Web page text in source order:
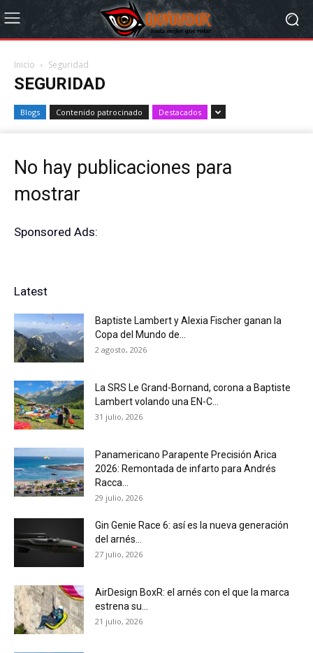
Inicio Seguridad
SEGURIDAD
Blogs Contenido patrocinado Destacados
No hay publicaciones para
mostrar
Sponsored Ads:
Latest
Baptiste Lambert y Alexia Fischer ganan la
Copa del Mundo de...
2 agosto, 2026
La SRS Le Grand-Bornand, corona a Baptiste
Lambert volando una EN-C...
31 julio, 2026
Panamericano Parapente Precisión Arica
2026: Remontada de infarto para Andrés
Racca...
29 julio, 2026
Gin Genie Race 6: así es la nueva generación
del arnés...
27 julio, 2026
AirDesign BoxR: el arnés con el que la marca
estrena su...
21 julio, 2026